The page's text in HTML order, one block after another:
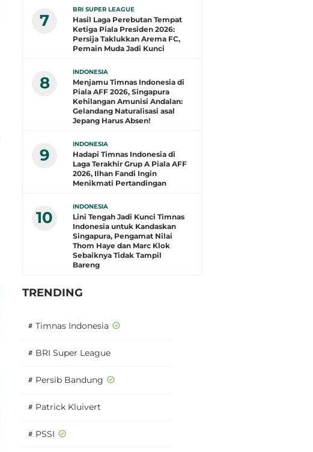
7
BRI SUPER LEAGUE
Hasil Laga Perebutan Tempat
Ketiga Piala Presiden 2026:
Persija Taklukkan Arema FC,
Pemain Muda Jadi Kunci
8
INDONESIA
Menjamu Timnas Indonesia di
Piala AFF 2026, Singapura
Kehilangan Amunisi Andalan:
Gelandang Naturalisasi asal
Jepang Harus Absen!
9
INDONESIA
Hadapi Timnas Indonesia di
Laga Terakhir Grup A Piala AFF
2026, Ilhan Fandi Ingin
Menikmati Pertandingan
10
INDONESIA
Lini Tengah Jadi Kunci Timnas
Indonesia untuk Kandaskan
Singapura, Pengamat Nilai
Thom Haye dan Marc Klok
Sebaiknya Tidak Tampil
Bareng
TRENDING
# Timnas Indonesia
# BRI Super League
# Persib Bandung
# Patrick Kluivert
# PSSI